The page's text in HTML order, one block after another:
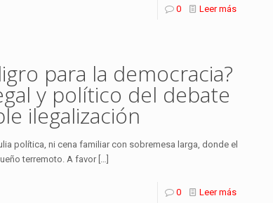
0 Leer más
para la democracia?
y político del debate
ilegalización
política, ni cena familiar con sobremesa larga, donde el
terremoto. A favor[…]
0 Leer más